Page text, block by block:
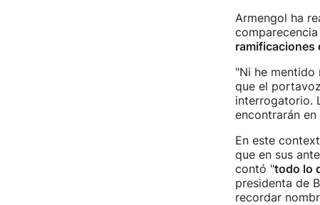
Armengol ha
comparecencia
ramificaciones
"Ni he mentido
que el
interrogatorio.
encontrarán
En este
que en sus
contó "todo lo
presidenta de
recordar